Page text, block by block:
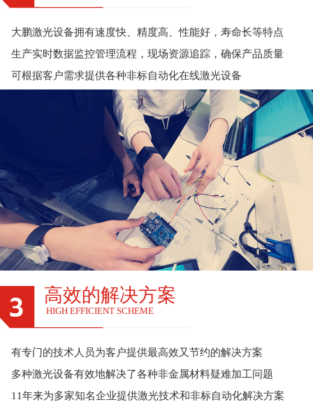
大鹏激光设备拥有速度快、精度高、性能好，寿命长等特点
生产实时数据监控管理流程，现场资源追踪，确保产品质量
可根据客户需求提供各种非标自动化在线激光设备
高效的解决方案
HIGH EFFICIENT SCHEME
有专门的技术人员为客户提供最高效又节约的解决方案
多种激光设备有效地解决了各种非金属材料疑难加工问题
11年来为多家知名企业提供激光技术和非标自动化解决方案